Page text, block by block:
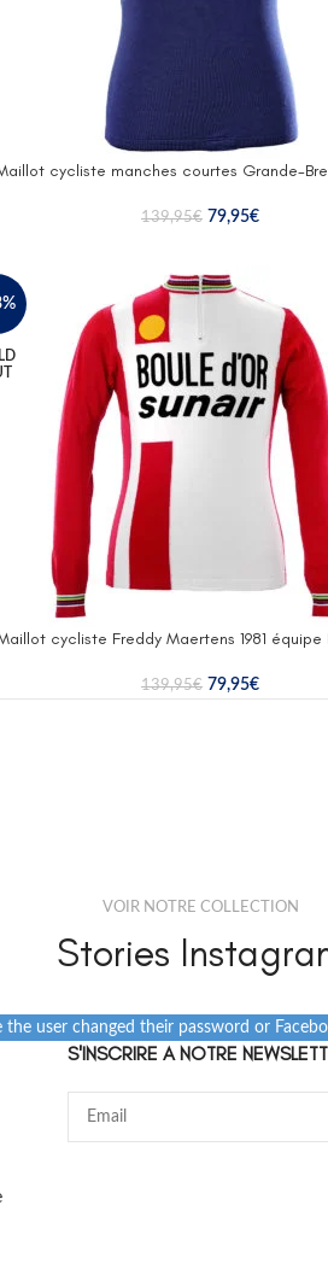
cycliste manches courtes Grande-
139,95€ 79,95€
cycliste Freddy Maertens 1981 équipe
139,95€ 79,95€
VOIR NOTRE COLLECTION
Stories
user changed their password or
S'INSCRIRE A NOTRE